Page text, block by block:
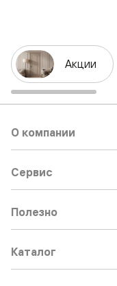
Акции
О компании
Сервис
Полезно
Каталог